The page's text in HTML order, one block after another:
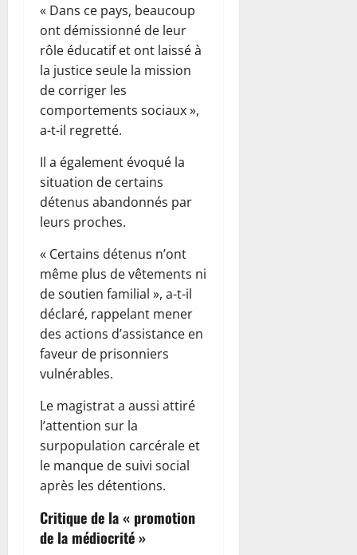
« Dans ce pays, beaucoup
ont démissionné de leur
rôle éducatif et ont laissé à
la justice seule la mission
de corriger les
comportements sociaux »,
a-t-il regretté.
Il a également évoqué la
situation de certains
détenus abandonnés par
leurs proches.
« Certains détenus n’ont
même plus de vêtements ni
de soutien familial », a-t-il
déclaré, rappelant mener
des actions d’assistance en
faveur de prisonniers
vulnérables.
Le magistrat a aussi attiré
l’attention sur la
surpopulation carcérale et
le manque de suivi social
après les détentions.
Critique de la « promotion
de la médiocrité »